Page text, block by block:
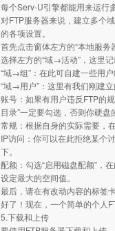
每个Serv-U引擎都能用来运行
对FTP服务器来说，建立多个
的各项设置。
首先点击窗体左方的“本地服务
选择左方的“域→活动”，这里
“域→组”：在此可自建一些用
“域→用户”：这里有我们刚建
账号：如果有用户违反FTP的
目录”一定要勾选，否则你硬
常规：根据自身的实际需要，
IP访问：你可以在此拒绝某个
下。
配额：勾选“启用磁盘配额”，
设定最大的空间值。
最后，请在有改动内容的标签
好了！现在，一个简单的个人
5.下载和上传